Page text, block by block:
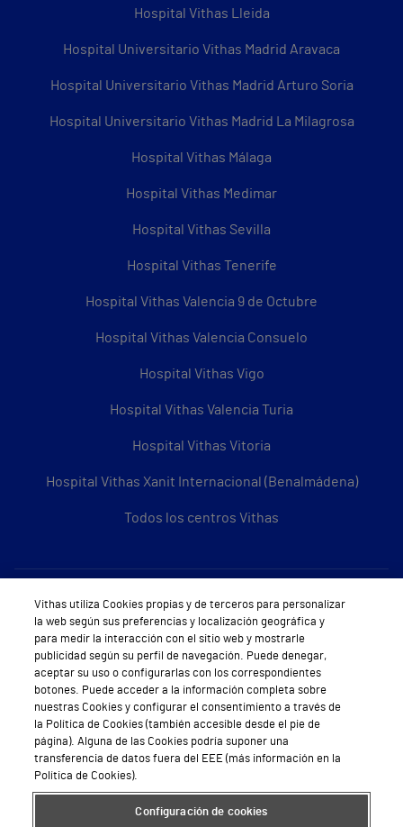
Hospital Vithas Lleida
Hospital Universitario Vithas Madrid Aravaca
Hospital Universitario Vithas Madrid Arturo Soria
Hospital Universitario Vithas Madrid La Milagrosa
Hospital Vithas Málaga
Hospital Vithas Medimar
Hospital Vithas Sevilla
Hospital Vithas Tenerife
Hospital Vithas Valencia 9 de Octubre
Hospital Vithas Valencia Consuelo
Hospital Vithas Vigo
Hospital Vithas Valencia Turia
Hospital Vithas Vitoria
Hospital Vithas Xanit Internacional (Benalmádena)
Todos los centros Vithas
Sobre Vithas
Quiénes somos
Trabajar en Vithas
Teléfono Cita Médica
Teléfono Atención al Cliente
Política de seguridad y salud en el trabajo
Conoce a Supervita
Vithas utiliza Cookies propias y de terceros para personalizar
la web según sus preferencias y localización geográfica y
para medir la interacción con el sitio web y mostrarle
publicidad según su perfil de navegación. Puede denegar,
aceptar su uso o configurarlas con los correspondientes
botones. Puede acceder a la información completa sobre
nuestras Cookies y configurar el consentimiento a través de
la Política de Cookies (también accesible desde el pie de
página). Alguna de las Cookies podría suponer una
transferencia de datos fuera del EEE (más información en la
Política de Cookies).
Configuración de cookies